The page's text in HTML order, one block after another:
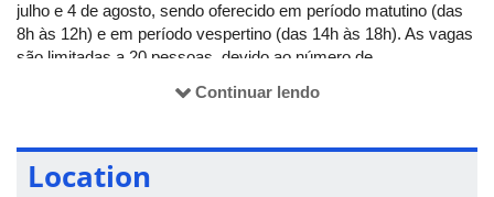
julho e 4 de agosto, sendo oferecido em período matutino (das
8h às 12h) e em período vespertino (das 14h às 18h). As vagas
são limitadas a 20 pessoas, devido ao número de
implementarion.
básicos de controle e de qualquer linguagem de programação.
Continuar lendo
Location